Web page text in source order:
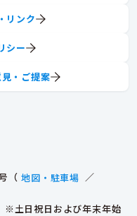
（ 地図・駐車場 ／
土日祝日および年末年始
リンク
シー
・ご提案